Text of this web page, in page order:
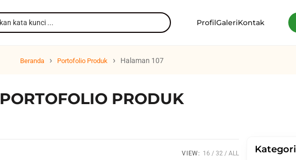
ProfilGaleriKontak
Beranda › Portofolio Produk › Halaman 107
PORTOFOLIO PRODUK
VIEW: 16 32 ALL Kategori